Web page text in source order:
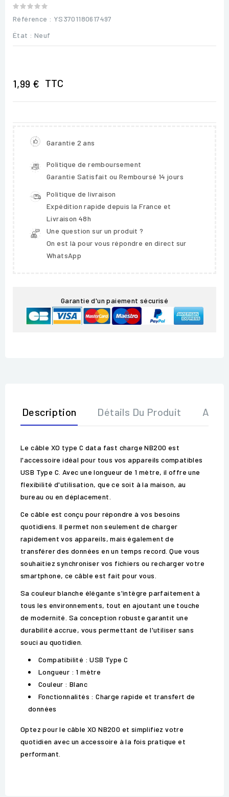
Référence : YS3701180617497
État : Neuf
1,99 € TTC
Garantie 2 ans
Politique de remboursement
Garantie Satisfait ou Remboursé 14 jours
Politique de livraison
Expédition rapide depuis la France et
Livraison 48h
Une question sur un produit ?
On est là pour vous répondre en direct sur
WhatsApp
Garantie d'un paiement sécurisé
Description Détails Du Produit Avis
Le câble XO type C data fast charge NB200 est
l'accessoire idéal pour tous vos appareils compatibles
USB Type C. Avec une longueur de 1 mètre, il offre une
flexibilité d'utilisation, que ce soit à la maison, au
bureau ou en déplacement.
Ce câble est conçu pour répondre à vos besoins
quotidiens. Il permet non seulement de charger
rapidement vos appareils, mais également de
transférer des données en un temps record. Que vous
souhaitiez synchroniser vos fichiers ou recharger votre
smartphone, ce câble est fait pour vous.
Sa couleur blanche élégante s'intègre parfaitement à
tous les environnements, tout en ajoutant une touche
de modernité. Sa conception robuste garantit une
durabilité accrue, vous permettant de l'utiliser sans
souci au quotidien.
Compatibilité : USB Type C
Longueur : 1 mètre
Couleur : Blanc
Fonctionnalités : Charge rapide et transfert de
données
Optez pour le câble XO NB200 et simplifiez votre
quotidien avec un accessoire à la fois pratique et
performant.